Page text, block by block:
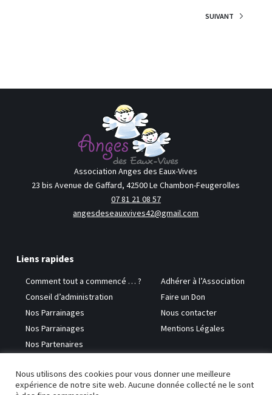
SUIVANT
Association Anges des Eaux-Vives
23 bis Avenue de Gaffard, 42500 Le Chambon-Feugerolles
07 81 21 08 57
angesdeseauxvives42@gmail.com
Liens rapides
Comment tout a commencé … ?
Conseil d’administration
Nos Parrainages
Nos Parrainages
Nos Partenaires
Adhérer à l’Association
Faire un Don
Nous contacter
Mentions Légales
Copyright © 2026 Anges des Eaux-Vives
Nous utilisons des cookies pour vous donner une meilleure
expérience de notre site web. Aucune donnée collecté ne le sont